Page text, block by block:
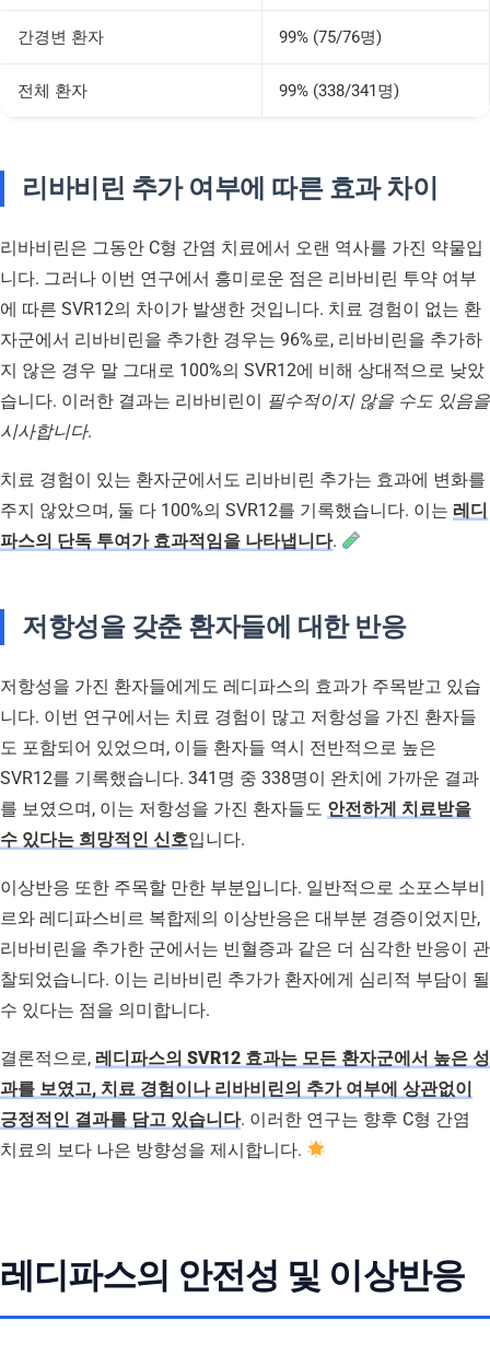
간경변 환자 99% (75/76명)
전체 환자 99% (338/341명)
리바비린 추가 여부에 따른 효과 차이
리바비린은 그동안 C형 간염 치료에서 오랜 역사를 가진 약물입
니다. 그러나 이번 연구에서 흥미로운 점은 리바비린 투약 여부
에 따른 SVR12의 차이가 발생한 것입니다. 치료 경험이 없는 환
자군에서 리바비린을 추가한 경우는 96%로, 리바비린을 추가하
지 않은 경우 말 그대로 100%의 SVR12에 비해 상대적으로 낮았
습니다. 이러한 결과는 리바비린이
필수적이지 않을 수도 있음을
시사합니다.
치료 경험이 있는 환자군에서도 리바비린 추가는 효과에 변화를
주지 않았으며, 둘 다 100%의 SVR12를 기록했습니다. 이는 레디
파스의 단독 투여가 효과적임을 나타냅니다.
저항성을 갖춘 환자들에 대한 반응
저항성을 가진 환자들에게도 레디파스의 효과가 주목받고 있습
니다. 이번 연구에서는 치료 경험이 많고 저항성을 가진 환자들
도 포함되어 있었으며, 이들 환자들 역시 전반적으로 높은
SVR12를 기록했습니다. 341명 중 338명이 완치에 가까운 결과
를 보였으며, 이는 저항성을 가진 환자들도 안전하게 치료받을
수 있다는 희망적인 신호입니다.
이상반응 또한 주목할 만한 부분입니다. 일반적으로 소포스부비
르와 레디파스비르 복합제의 이상반응은 대부분 경증이었지만,
리바비린을 추가한 군에서는 빈혈증과 같은 더 심각한 반응이 관
찰되었습니다. 이는 리바비린 추가가 환자에게 심리적 부담이 될
수 있다는 점을 의미합니다.
결론적으로, 레디파스의 SVR12 효과는 모든 환자군에서 높은 성
과를 보였고, 치료 경험이나 리바비린의 추가 여부에 상관없이
긍정적인 결과를 담고 있습니다. 이러한 연구는 향후 C형 간염
치료의 보다 나은 방향성을 제시합니다.
레디파스의 안전성 및 이상반응